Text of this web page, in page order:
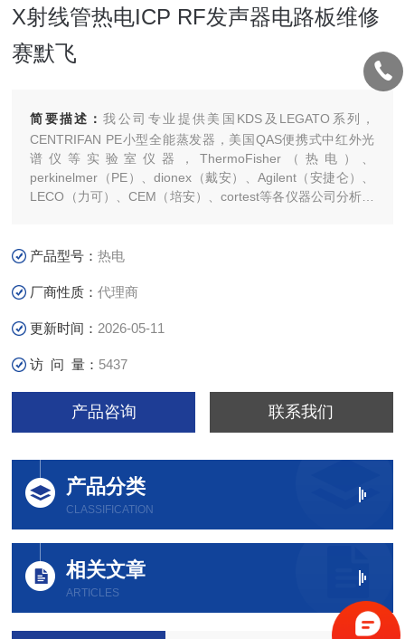
X射线管热电ICP RF发声器电路板维修
赛默飞
简要描述：我公司专业提供美国KDS及LEGATO系列，
CENTRIFAN PE小型全能蒸发器，美国QAS便携式中红外光
谱仪等实验室仪器，ThermoFisher（热电）、
perkinelmer（PE）、dionex（戴安）、Agilent（安捷仑）、
LECO（力可）、CEM（培安）、cortest等各仪器公司分析仪
产品型号：热电
厂商性质：代理商
更新时间： 2026-05-11
访 问 量： 5437
产品咨询 联系我们
产品分类
CLASSIFICATION
相关文章
ARTICLES